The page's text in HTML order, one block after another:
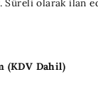
Süreli olarak ilan
(KDV Dahil)